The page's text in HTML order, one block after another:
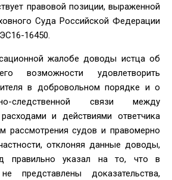
правовой позиции, выраженной
Суда Российской Федерации
16450.
жалобе доводы истца об
возможности удовлетворить
в добровольном порядке и о
следственной связи между
и действиями ответчика
рассмотрения судов и правомерно
отклоняя данные доводы,
правильно указал на то, что в
представлены доказательства,